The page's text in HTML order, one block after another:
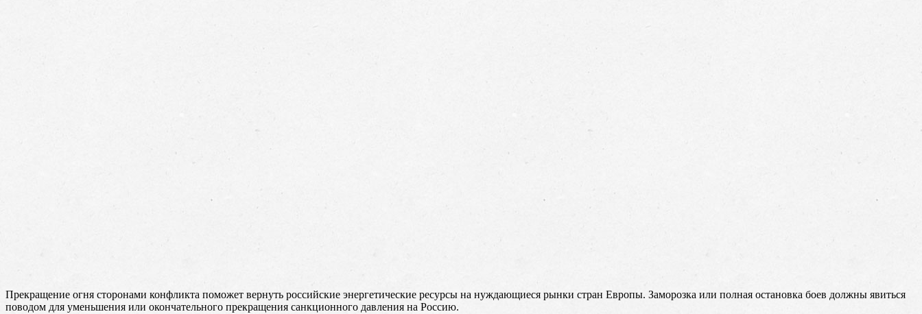
Прекращение огня сторонами конфликта поможет вернуть российские энергетические ресурсы на нуждающиеся рынки стран Европы. Заморозка или полная остановка боев должны явиться
поводом для уменьшения или окончательного прекращения санкционного давления на Россию.